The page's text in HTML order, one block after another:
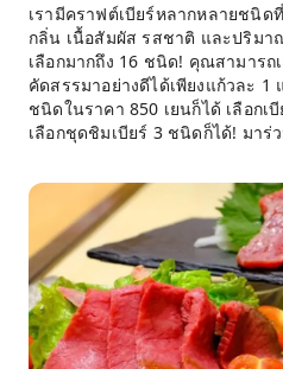
เรามีคราฟต์เบียร์หลากหลายชนิด
กลิ่น เนื้อสัมผัส รสชาติ และปริมา
เลือกมากถึง 16 ชนิด! คุณสามาร
คัดสรรมาอย่างดีได้เพียงแก้วละ 1
ชนิดในราคา 850 เยนก็ได้ เลือกเ
เลือกชุดชิมเบียร์ 3 ชนิดก็ได้! มา